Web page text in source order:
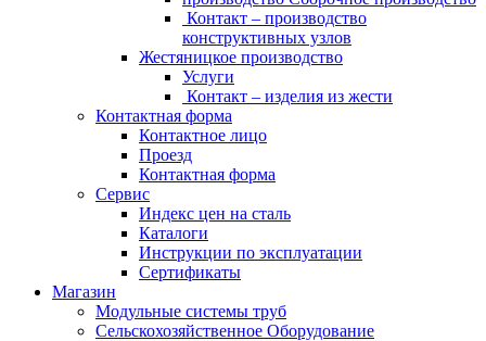
Контакт – производство
конструктивных узлов
Жестяницкое производство
Услуги
Контакт – изделия из жести
Контактная форма
Контактное лицо
Проезд
Контактная форма
Сервис
Индекс цен на сталь
Каталоги
Инструкции по эксплуатации
Сертификаты
Магазин
Модульные системы труб
Сельскохозяйственное Оборудование